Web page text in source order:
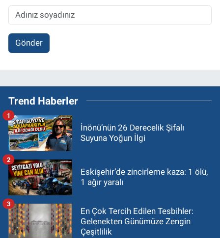
Gönder
Trend Haberler
İnönü’nün 26 Derecelik Şifalı
Suyuna Yoğun İlgi
1
Eskişehir’de zincirleme kaza: 1 ölü,
1 ağır yaralı
2
En Çok Tercih Edilen Tesbihler:
Gelenekten Günümüze Zengin
Çeşitlilik
3